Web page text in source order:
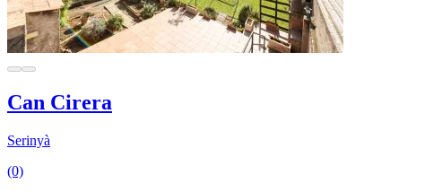
Can Cirera
Serinyà
(0)